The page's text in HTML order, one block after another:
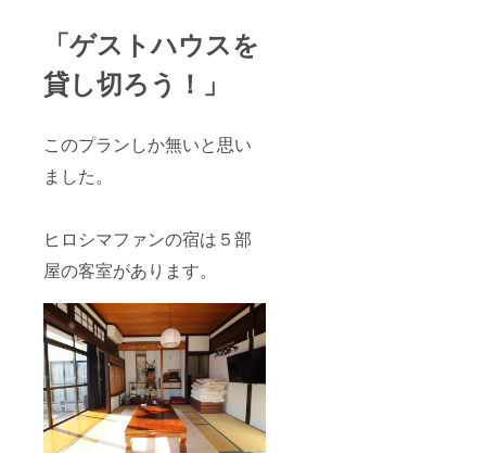
「ゲストハウスを
貸し切ろう！」
このプランしか無いと思い
ました。
ヒロシマファンの宿は５部
屋の客室があります。